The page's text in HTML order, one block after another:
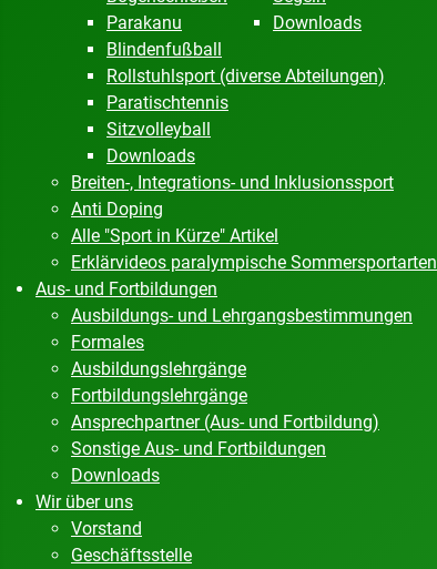
Parakanu
Downloads
Blindenfußball
Rollstuhlsport (diverse Abteilungen)
Paratischtennis
Sitzvolleyball
Downloads
Breiten-, Integrations- und Inklusionssport
Anti Doping
Alle "Sport in Kürze" Artikel
Erklärvideos paralympische Sommersportarten
Aus- und Fortbildungen
Ausbildungs- und Lehrgangsbestimmungen
Formales
Ausbildungslehrgänge
Fortbildungslehrgänge
Ansprechpartner (Aus- und Fortbildung)
Sonstige Aus- und Fortbildungen
Downloads
Wir über uns
Vorstand
Geschäftsstelle